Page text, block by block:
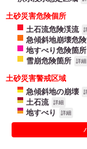
土砂災害危険個所
土石流危険渓流
急傾斜地崩壊危
地すべり危険箇所
雪崩危険箇所 詳細
土砂災害警戒区域
急傾斜地の崩壊
土石流 詳細
地すべり 詳細